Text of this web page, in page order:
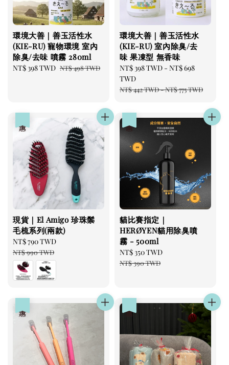
環境大善｜善玉活性水
(KIE-RU) 寵物環境 室內
除臭/去味 噴霧 280ml
Sale
NT$ 398 TWD Regular
NT$ 498 TWD
環境大善｜善玉活性水
(KIE-RU) 室內除臭/去
味 果凍型 無香味
Sale
price
NT$ 398 TWD - NT$ 698
TWD
Regular
NT$ 442 TWD-NT$ 775 TWD
現貨｜El Amigo 珍珠鬃
毛梳系列(兩款)
Sale
price
NT$ 790 TWD
NT$ 990 TWD
貓比賽指定｜
HERØYEN貓用除臭噴
霧 - 500ml
Sale
price
NT$ 350 TWD
NT$ 390 TWD